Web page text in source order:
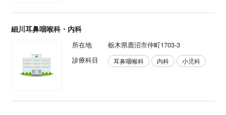
細川耳鼻咽喉科・内科
所在地
栃木県鹿沼市仲町1703-3
診療科目
耳鼻咽喉科 内科 小児科